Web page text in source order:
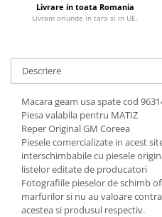
Livrare in toata Romania
Livram oriunde in tara si in UE.
Descriere
Macara geam usa spate cod
Piesa valabila pentru MATIZ
Reper Original GM Coreea
Piesele comercializate in acest
interschimbabile cu piesele
listelor editate de producatori
Fotografiile pieselor de schimb
marfurilor si nu au valoare
acestea si produsul respectiv.